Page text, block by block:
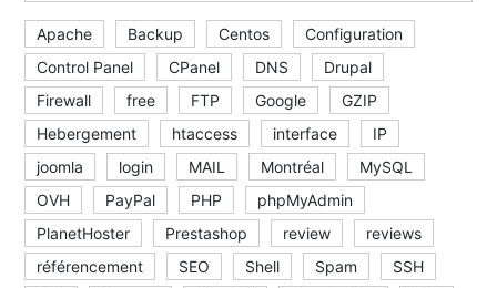
Apache Backup Centos
Configuration
Control Panel
CPanel DNS
Drupal
Firewall
free FTP Google
GZIP
Hebergement
htaccess interface
IP
joomla
login MAIL Montréal
MySQL
OVH
PayPal PHP
phpMyAdmin
PlanetHoster
Prestashop review
reviews
référencement
SEO Shell Spam
SSH